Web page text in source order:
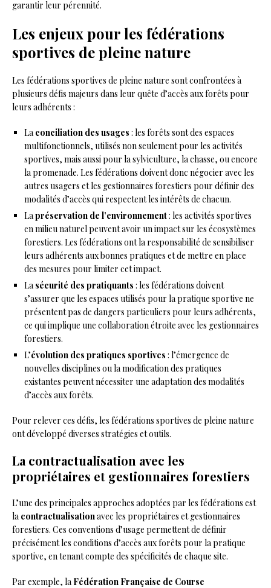
garantir leur pérennité.
Les enjeux pour les fédérations
sportives de pleine nature
Les fédérations sportives de pleine nature sont confrontées à
plusieurs défis majeurs dans leur quête d’accès aux forêts pour
leurs adhérents :
La conciliation des usages : les forêts sont des espaces
multifonctionnels, utilisés non seulement pour les activités
sportives, mais aussi pour la sylviculture, la chasse, ou encore
la promenade. Les fédérations doivent donc négocier avec les
autres usagers et les gestionnaires forestiers pour définir des
modalités d’accès qui respectent les intérêts de chacun.
La préservation de l’environnement: les activités sportives
en milieu naturel peuvent avoir un impact sur les écosystèmes
forestiers. Les fédérations ont la responsabilité de sensibiliser
leurs adhérents aux bonnes pratiques et de mettre en place
des mesures pour limiter cet impact.
La sécurité des pratiquants : les fédérations doivent
s’assurer que les espaces utilisés pour la pratique sportive ne
présentent pas de dangers particuliers pour leurs adhérents,
ce qui implique une collaboration étroite avec les gestionnaires
forestiers.
L’évolution des pratiques sportives : l’émergence de
nouvelles disciplines ou la modification des pratiques
existantes peuvent nécessiter une adaptation des modalités
d’accès aux forêts.
Pour relever ces défis, les fédérations sportives de pleine nature
ont développé diverses stratégies et outils.
La contractualisation avec les
propriétaires et gestionnaires forestiers
L’une des principales approches adoptées par les fédérations est
la contractualisationavec les propriétaires et gestionnaires
forestiers. Ces conventions d’usage permettent de définir
précisément les conditions d’accès aux forêts pour la pratique
sportive, en tenant compte des spécificités de chaque site.
Par exemple, la Fédération Française de Course